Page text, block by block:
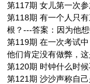
第117期 女儿第一次
第118期 有一个人只
根？---答案：因为他
第119期 在一次考试
他们肯定没有做弊，
第120期 时钟什么时
第121期 沙沙声称自